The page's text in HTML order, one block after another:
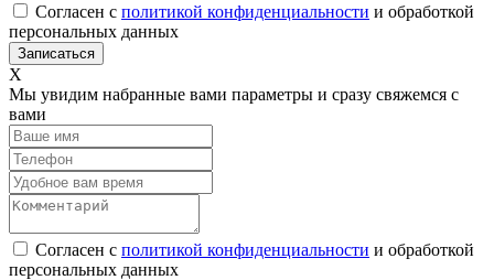
Согласен с политикой конфиденциальности и обработкой
персональных данных
Х
Мы увидим набранные вами параметры и сразу свяжемся с
вами
Согласен с политикой конфиденциальности и обработкой
персональных данных